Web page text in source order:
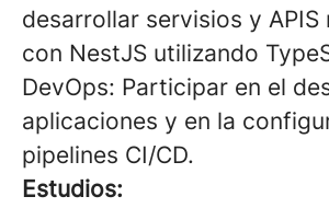
desarrollar servisios y APIS
con NestJS utilizando
DevOps: Participar en el
aplicaciones y en la
pipelines CI/CD.
Estudios: